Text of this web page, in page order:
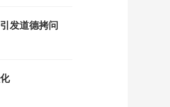
发道德拷问